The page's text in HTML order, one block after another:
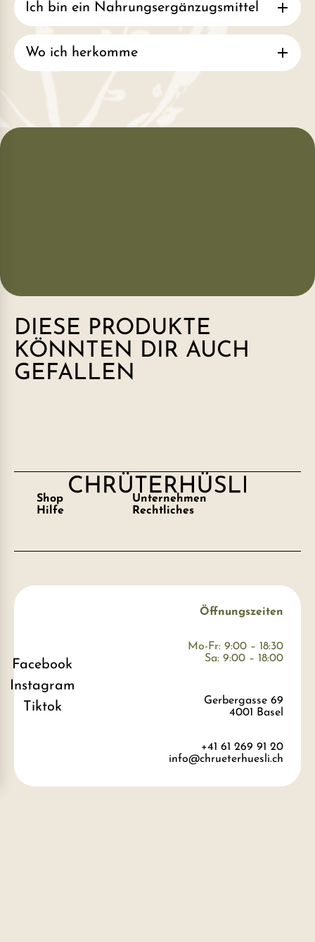
Ich bin ein Nahrungsergänzugsmittel
Wo ich herkomme
DIESE PRODUKTE
KÖNNTEN DIR AUCH
GEFALLEN
Shop
Unternehmen
Hilfe
Rechtliches
Öffnungszeiten
Mo-Fr: 9:00 – 18:30
Sa: 9:00 – 18:00
Gerbergasse 69
4001 Basel
+41 61 269 91 20
info@chrueterhuesli.ch
Facebook
Instagram
Tiktok